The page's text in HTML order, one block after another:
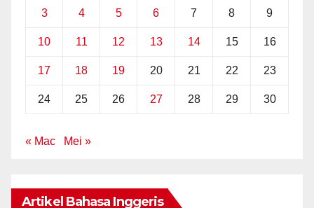
3 4 5 6 7 8 9
10 11 12 13 14 15 16
17 18 19 20 21 22 23
24 25 26 27 28 29 30
« Mac Mei »
Artikel Bahasa Inggeris